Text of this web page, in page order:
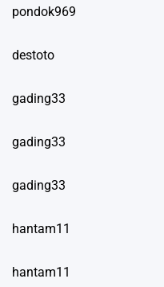
pondok969
destoto
gading33
gading33
gading33
hantam11
hantam11